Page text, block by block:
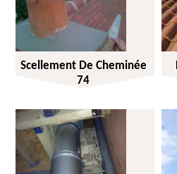
Scellement De Cheminée
74